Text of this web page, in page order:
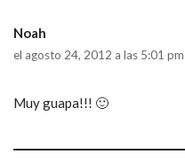
Noah
el agosto 24, 2012 a las 5:01 pm
Muy guapa!!! 🙂